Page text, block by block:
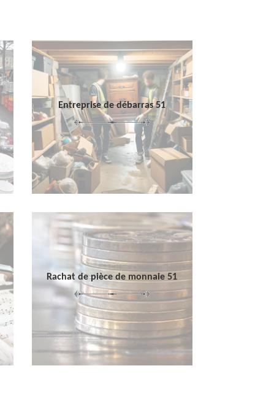
Entreprise de débarras 51
Rachat de pièce de monnaie 51